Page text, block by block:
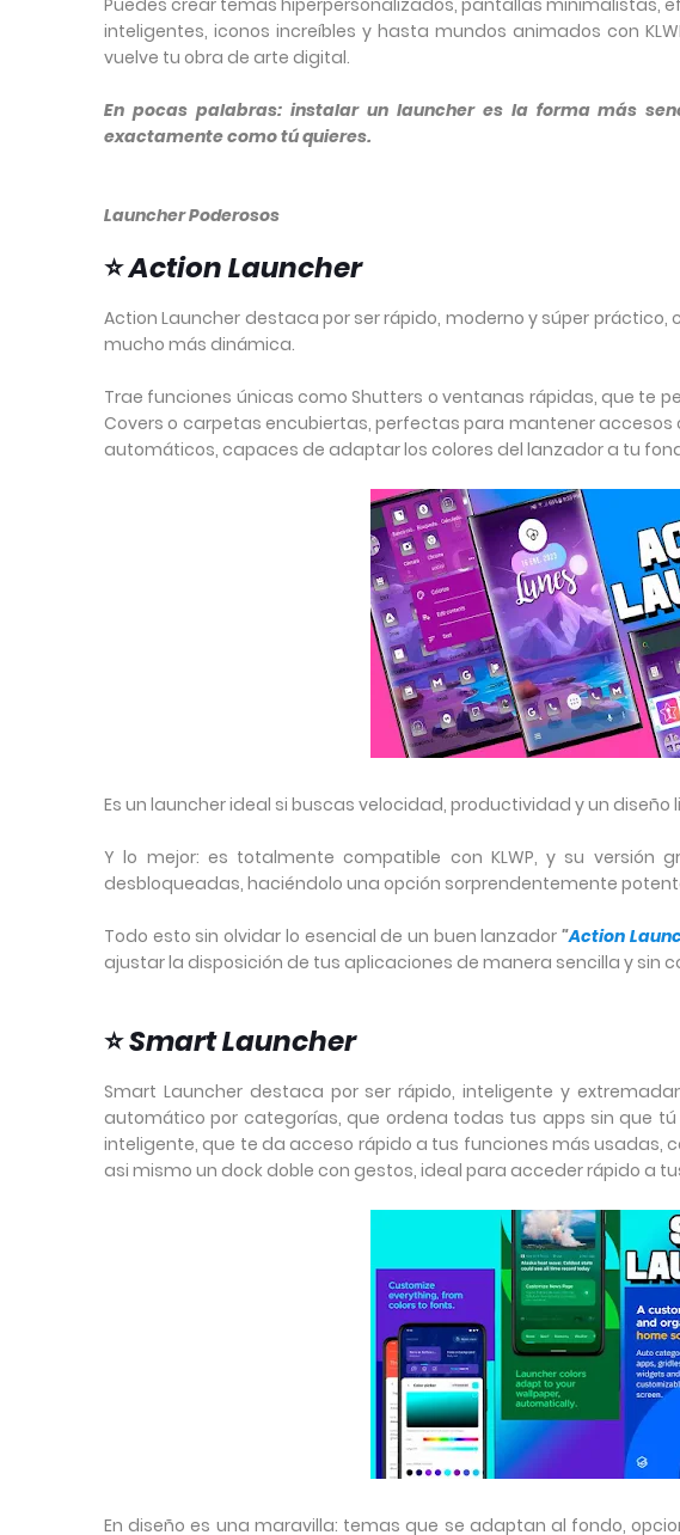
Puedes crear temas hiperpersonalizados, pantallas minimalistas,
inteligentes, iconos increíbles y hasta mundos animados con
vuelve tu obra de arte digital.
En pocas palabras: instalar un launcher es la forma más
exactamente como tú quieres.
Launcher Poderosos
⭐Action Launcher
Action Launcher destaca por ser rápido, moderno y súper
mucho más dinámica.
Trae funciones únicas como Shutters o ventanas rápidas, que te
Covers o carpetas encubiertas, perfectas para mantener
automáticos, capaces de adaptar los colores del lanzador a tu
Es un launcher ideal si buscas velocidad, productividad y un
Y lo mejor: es totalmente compatible con KLWP, y su versión
desbloqueadas, haciéndolo una opción sorprendentemente
Todo esto sin olvidar lo esencial de un buen lanzador"Action
ajustar la disposición de tus aplicaciones de manera sencilla y sin
⭐Smart Launcher
Smart Launcher destaca por ser rápido, inteligente y
automático por categorías, que ordena todas tus apps sin que
inteligente, que te da acceso rápido a tus funciones más usadas,
asi mismo un dock doble con gestos, ideal para acceder rápido a
En diseño es una maravilla: temas que se adaptan al fondo,